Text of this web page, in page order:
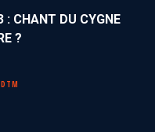
CHANT DU CYGNE
?
DTM